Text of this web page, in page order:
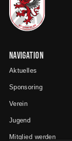
Navigation
Aktuelles
Sponsoring
Verein
Jugend
Mitglied werden